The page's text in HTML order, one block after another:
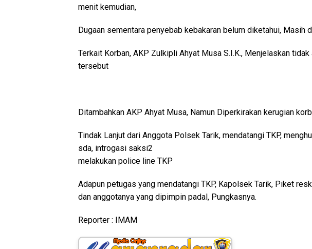
menit kemudian,
Dugaan sementara penyebab kebakaran belum diketahui, Masih
Terkait Korban, AKP Zulkipli Ahyat Musa S.I.K., Menjelaskan
tersebut
Ditambahkan AKP Ahyat Musa, Namun Diperkirakan kerugian
Tindak Lanjut dari Anggota Polsek Tarik, mendatangi TKP,
sda, introgasi saksi2
melakukan police line TKP
Adapun petugas yang mendatangi TKP, Kapolsek Tarik, Piket
dan anggotanya yang dipimpin padal, Pungkasnya.
Reporter : IMAM